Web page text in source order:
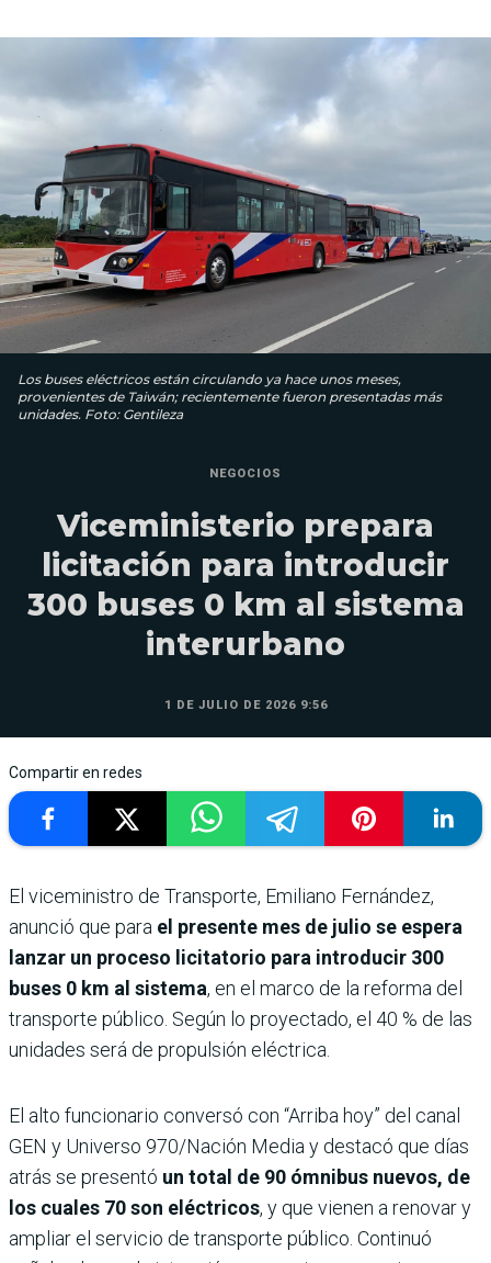
Los buses eléctricos están circulando ya hace unos meses,
provenientes de Taiwán; recientemente fueron presentadas más
unidades. Foto: Gentileza
NEGOCIOS
Viceministerio prepara
licitación para introducir
300 buses 0 km al sistema
interurbano
1 DE JULIO DE 2026 9:56
Compartir en redes
El viceministro de Transporte, Emiliano Fernández,
anunció que para el presente mes de julio se espera
lanzar un proceso licitatorio para introducir 300
buses 0 km al sistema, en el marco de la reforma del
transporte público. Según lo proyectado, el 40 % de las
unidades será de propulsión eléctrica.
El alto funcionario conversó con “Arriba hoy” del canal
GEN y Universo 970/Nación Media y destacó que días
atrás se presentó un total de 90 ómnibus nuevos, de
los cuales 70 son eléctricos, y que vienen a renovar y
ampliar el servicio de transporte público. Continuó